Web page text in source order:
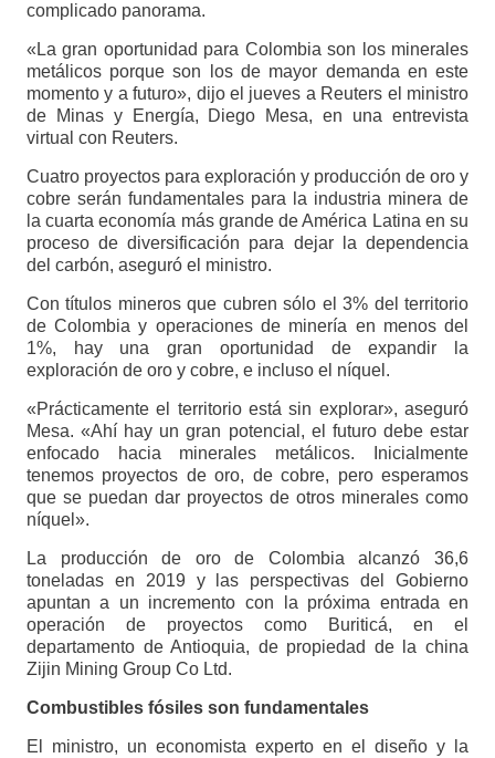
complicado panorama.
«La gran oportunidad para Colombia son los minerales
metálicos porque son los de mayor demanda en este
momento y a futuro», dijo el jueves a Reuters el ministro
de Minas y Energía, Diego Mesa, en una entrevista
virtual con Reuters.
Cuatro proyectos para exploración y producción de oro y
cobre serán fundamentales para la industria minera de
la cuarta economía más grande de América Latina en su
proceso de diversificación para dejar la dependencia
del carbón, aseguró el ministro.
Con títulos mineros que cubren sólo el 3% del territorio
de Colombia y operaciones de minería en menos del
1%, hay una gran oportunidad de expandir la
exploración de oro y cobre, e incluso el níquel.
«Prácticamente el territorio está sin explorar», aseguró
Mesa. «Ahí hay un gran potencial, el futuro debe estar
enfocado hacia minerales metálicos. Inicialmente
tenemos proyectos de oro, de cobre, pero esperamos
que se puedan dar proyectos de otros minerales como
níquel».
La producción de oro de Colombia alcanzó 36,6
toneladas en 2019 y las perspectivas del Gobierno
apuntan a un incremento con la próxima entrada en
operación de proyectos como Buriticá, en el
departamento de Antioquia, de propiedad de la china
Zijin Mining Group Co Ltd.
Combustibles fósiles son fundamentales
El ministro, un economista experto en el diseño y la